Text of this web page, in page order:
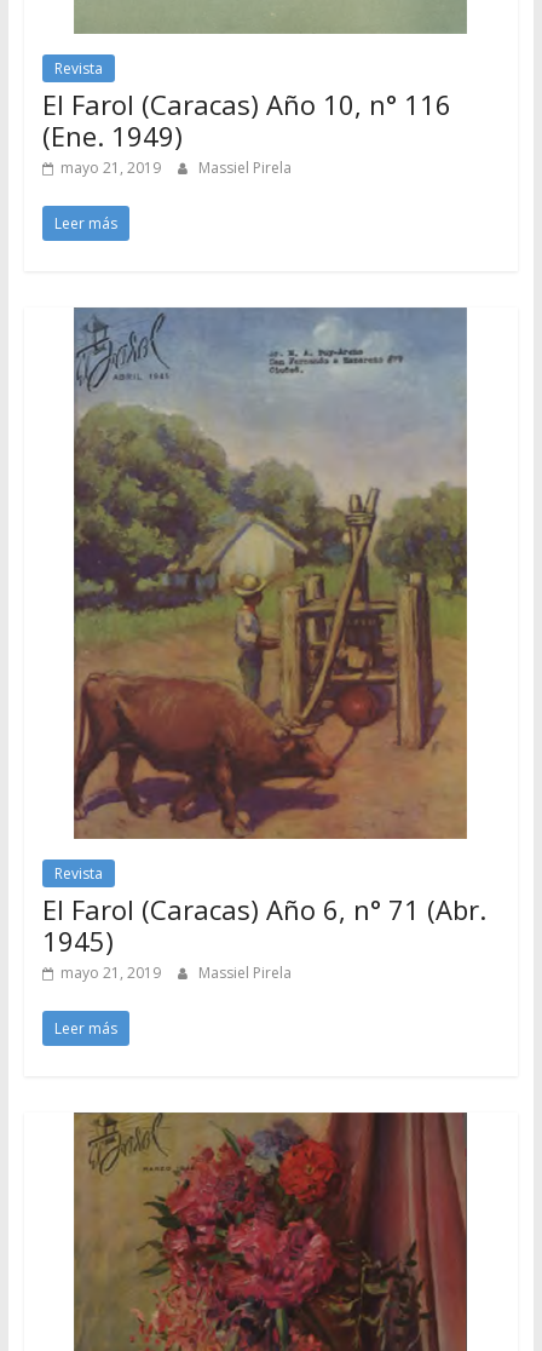
Revista
El Farol (Caracas) Año 10, n° 116
(Ene. 1949)
mayo 21, 2019 Massiel Pirela
Leer más
Revista
El Farol (Caracas) Año 6, n° 71 (Abr.
1945)
mayo 21, 2019 Massiel Pirela
Leer más